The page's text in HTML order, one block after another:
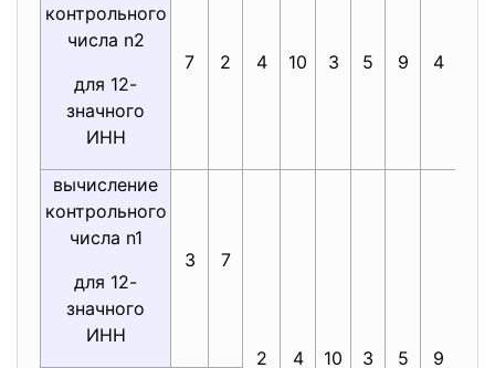
контрольного
числа n2
для 12-
значного
ИНН
7 2 4 10 3 5 9 4
вычисление
контрольного
числа n1
для 12-
значного
ИНН
3 7
2 4 10 3 5 9